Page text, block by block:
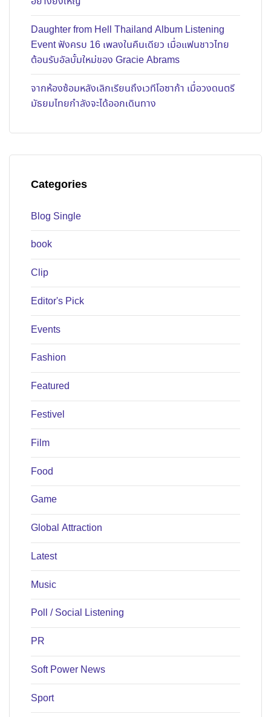
Daughter from Hell Thailand Album Listening
Event ฟังครบ 16 เพลงในคืนเดียว เมื่อแฟนชาวไทย
ต้อนรับอัลบั้มใหม่ของ Gracie Abrams
จากห้องซ้อมหลังเลิกเรียนถึงเวทีโอซาก้า เมื่อวงดนตรี
มัธยมไทยกำลังจะได้ออกเดินทาง
Categories
Blog Single
book
Clip
Editor's Pick
Events
Fashion
Featured
Festivel
Film
Food
Game
Global Attraction
Latest
Music
Poll / Social Listening
PR
Soft Power News
Sport